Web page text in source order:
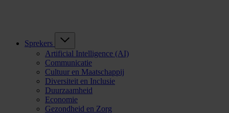
Sprekers
Artificial Intelligence (AI)
Communicatie
Cultuur en Maatschappij
Diversiteit en Inclusie
Duurzaamheid
Economie
Gezondheid en Zorg